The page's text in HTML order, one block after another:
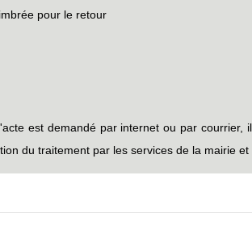
pour le retour
est demandé par internet ou par courrier,
du traitement par les services de la mairie